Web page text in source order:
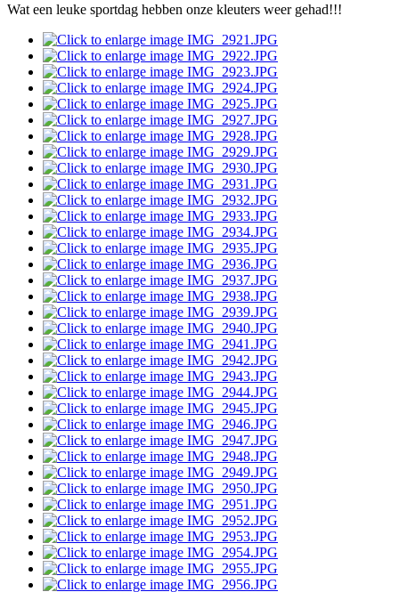
Wat een leuke sportdag hebben onze kleuters weer gehad!!!